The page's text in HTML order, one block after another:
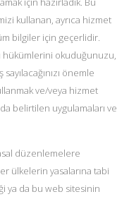
kullanan, ayrıca hizmet
bilgiler için geçerlidir.
hükümlerini okuduğunuzu,
önemle
ve/veya hizmet
belirtilen uygulamaları ve
düzenlemelere
ülkelerin yasalarına tabi
ya da bu web sitesinin